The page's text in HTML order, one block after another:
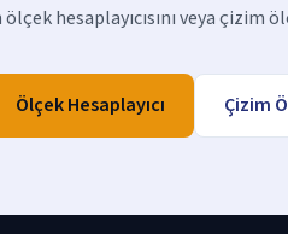
hesaplayıcısını veya çizim
Ölçek Hesaplayıcı Çizim